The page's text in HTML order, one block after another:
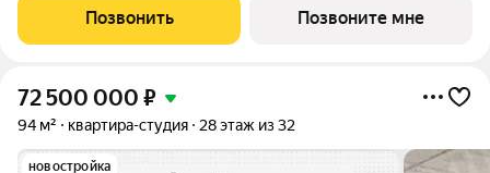
террасами. Высота потолков от 3,5 до 4,65 м. Эксклюзивные
Позвонить Позвоните мне
72 500 000 ₽
94 м² квартира-студия 28 этаж из 32
новостройка